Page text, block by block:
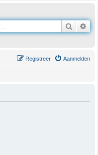
Zoek
Aanmelden
Registreer